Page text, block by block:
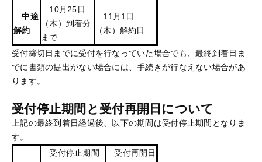
中途
解約
10月25日
（木）到着分
まで
11月1日
（木）解約日
受付締切日までに受付を行なっていた場合でも、最終到着日ま
でに書類の提出がない場合には、手続きが行なえない場合があ
ります。
受付停止期間と受付再開日について
上記の最終到着日経過後、以下の期間は受付停止期間となりま
す。
受付停止期間
受付再開日